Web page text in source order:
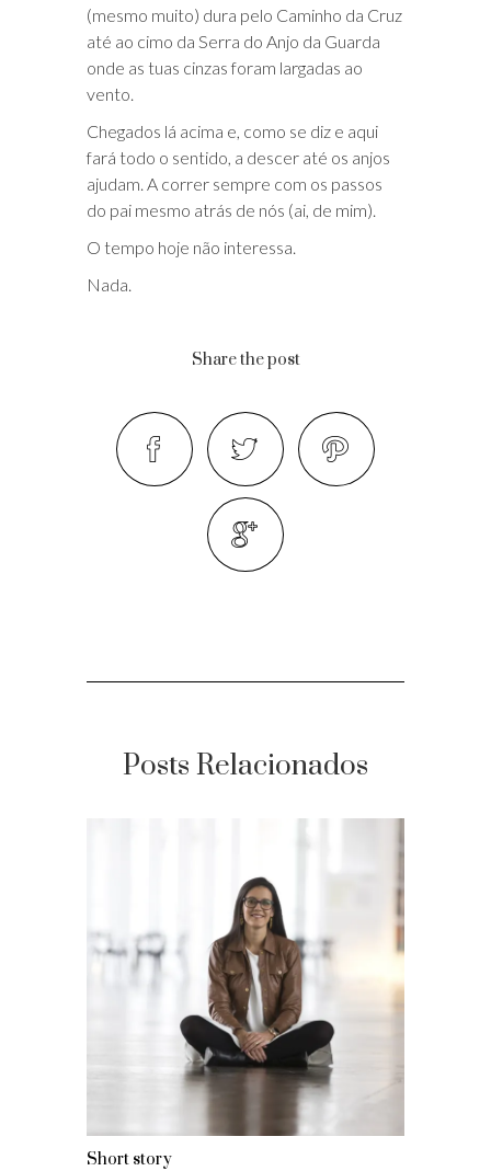
(mesmo muito) dura pelo Caminho da Cruz
até ao cimo da Serra do Anjo da Guarda
onde as tuas cinzas foram largadas ao
vento.
Chegados lá acima e, como se diz e aqui
fará todo o sentido, a descer até os anjos
ajudam. A correr sempre com os passos
do pai mesmo atrás de nós (ai, de mim).
O tempo hoje não interessa.
Nada.
Share the post
Posts Relacionados
Short story